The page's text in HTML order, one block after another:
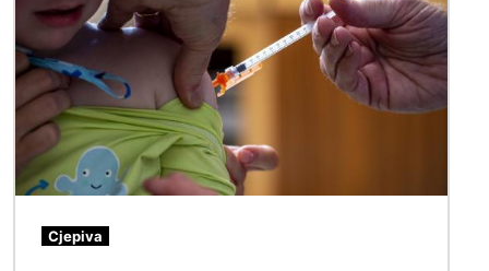
Cjepiva